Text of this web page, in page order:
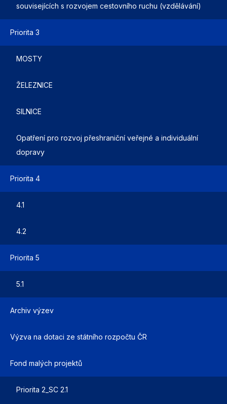
souvisejících s rozvojem cestovního ruchu (vzdělávání)
Priorita 3
MOSTY
ŽELEZNICE
SILNICE
Opatření pro rozvoj přeshraniční veřejné a individuální
dopravy
Priorita 4
4.1
4.2
Priorita 5
5.1
Archiv výzev
Výzva na dotaci ze státního rozpočtu ČR
Fond malých projektů
Priorita 2_SC 2.1